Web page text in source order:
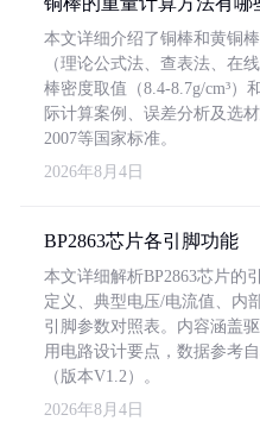
本文详细介绍了铜棒和黄铜
（理论公式法、查表法、在
棒密度取值（8.4-8.7g/cm³）
际计算案例、误差分析及选
2007等国家标准。
2026年8月4日
BP2863芯片各引脚功能
本文详细解析BP2863芯片的
定义、典型电压/电流值、内
引脚参数对照表。内容涵盖
用电路设计要点，数据参考
（版本V1.2）。
2026年8月4日